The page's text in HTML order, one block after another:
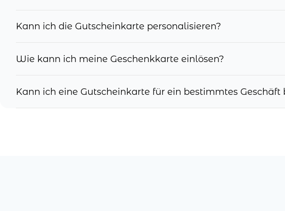
Kann ich die Gutscheinkarte personalisieren?
Wie kann ich meine Geschenkkarte einlösen?
Kann ich eine Gutscheinkarte für ein bestimmtes Geschäft